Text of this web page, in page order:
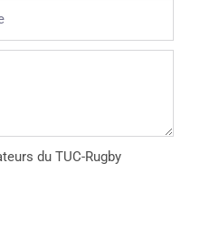
du TUC-Rugby